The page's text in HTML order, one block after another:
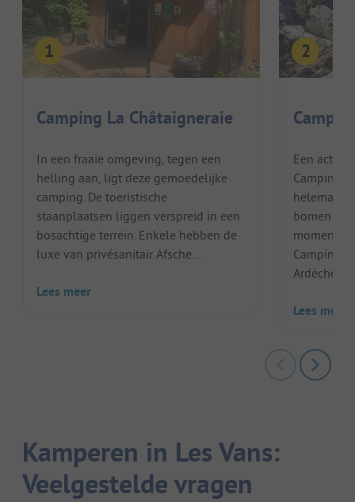
Camping La Châtaigneraie
In een fraaie omgeving, tegen een
helling aan, ligt deze gemoedelijke
camping. De toeristische
staanplaatsen liggen verspreid in een
bosachtige terrein. Enkele hebben de
luxe van privésanitair. Afsche...
Lees meer
Een
Camping
helemaal
bomen en
Camping
Ardèche.
Lees meer
Kamperen in Les Vans:
Veelgestelde vragen